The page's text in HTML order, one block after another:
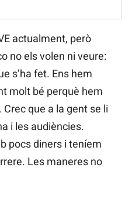
actualment, però
no els volen ni veure:
s’ha fet. Ens hem
molt bé perquè hem
Crec que a la gent se li
i les audiències.
pocs diners i teníem
Les maneres no